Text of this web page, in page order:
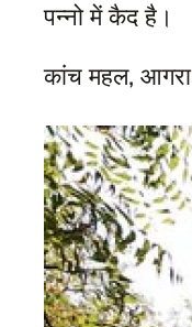
पन्नो में कैद है।
कांच महल, आगरा